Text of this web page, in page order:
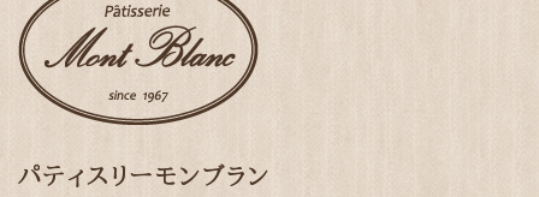
パティスリーモンブラン